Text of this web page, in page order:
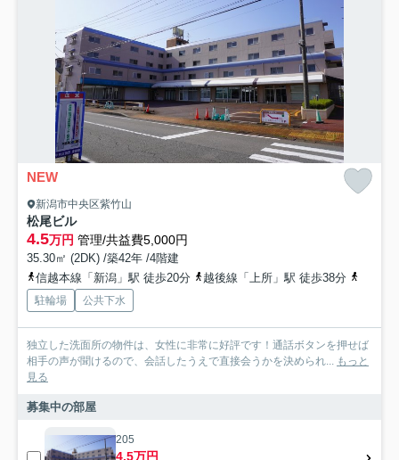
NEW
新潟市中央区紫竹山
松尾ビル
4.5万円 管理/共益費5,000円
35.30㎡ (2DK) /築42年 /4階建
信越本線「新潟」駅 徒歩20分
越後線「上所」駅 徒歩38分
駐輪場 公共下水
独立した洗面所の物件は、女性に非常に好評です！通話ボタンを押せば
相手の声が聞けるので、会話したうえで直接会うかを決められ... もっと
見る
募集中の部屋
205
4.5万円